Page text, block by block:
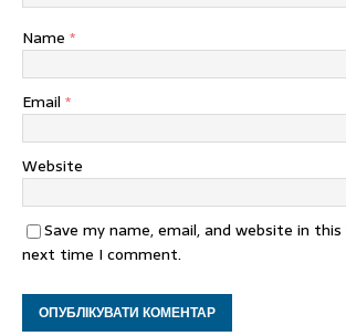
Name *
Email *
Website
Save my name, email, and website in
next time I comment.